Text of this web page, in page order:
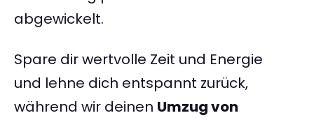
abgewickelt.
Spare dir wertvolle Zeit und Energie
und lehne dich entspannt zurück,
während wir deinen Umzug von